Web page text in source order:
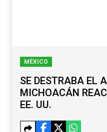
MÉXICO
SE DESTRABA EL
MICHOACÁN
EE. UU.